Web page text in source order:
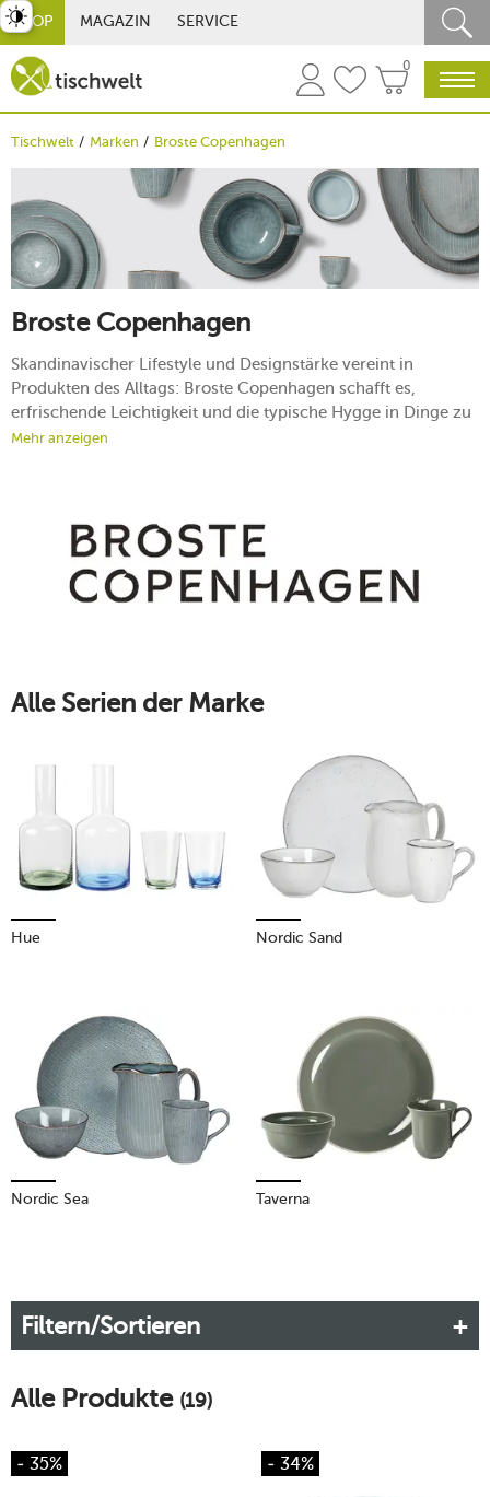
SHOP MAGAZIN SERVICE
0
Tischwelt Marken Broste Copenhagen
Broste Copenhagen
Skandinavischer Lifestyle und Designstärke vereint in
Produkten des Alltags: Broste Copenhagen schafft es,
erfrischende Leichtigkeit und die typische Hygge in Dinge zu
transportieren, die einen praktischen Nutzen haben. Decken
Mehr erfahren!
Mehr anzeigen
Alle Serien der Marke
Hue Nordic Sand
Nordic Sea Taverna
Filtern/Sortieren
Alle Produkte (19)
- 35% - 34%
umschalten